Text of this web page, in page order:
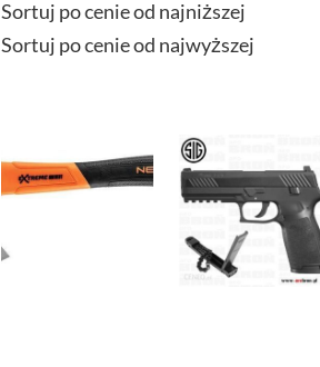
Sortuj po cenie od najniższej
Sortuj po cenie od najwyższej